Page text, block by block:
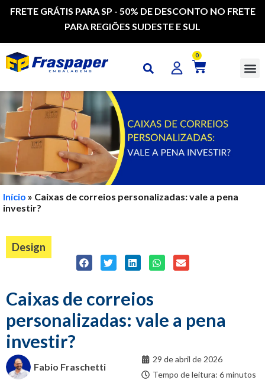
FRETE GRÁTIS PARA SP - 50% DE DESCONTO NO FRETE
PARA REGIÕES SUDESTE E SUL
0
Início » Caixas de correios personalizadas: vale a pena
investir?
Design
Caixas de correios
personalizadas: vale a pena
investir?
Fabio Fraschetti
29 de abril de 2026
Tempo de leitura: 6 minutos